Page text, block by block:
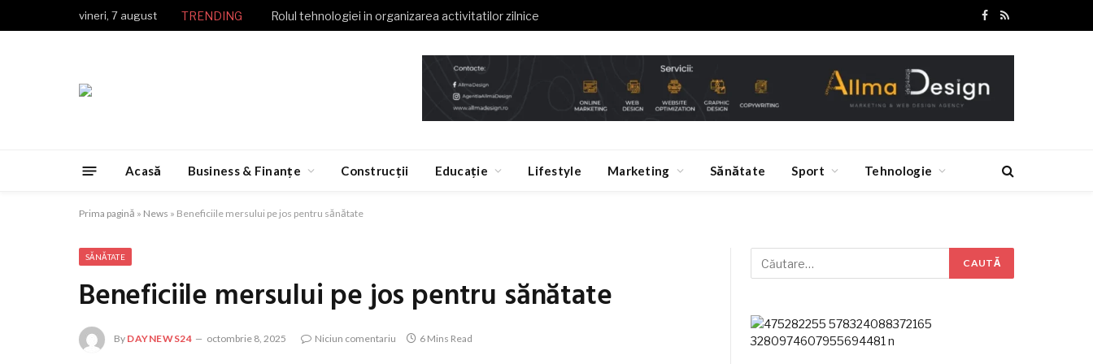
vineri, 7 august TRENDING Rolul tehnologiei in organizarea activitatilor zilnice
Facebook
RSS
Acasă Business & Finanțe Construcții Educație Lifestyle Marketing Sănătate Sport Tehnologie
Prima pagină » News » Beneficiile mersului pe jos pentru sănătate
SĂNĂTATE
Beneficiile mersului pe jos pentru sănătate
By DAYNEWS24 octombrie 8, 2025 Niciun comentariu 6 Mins Read